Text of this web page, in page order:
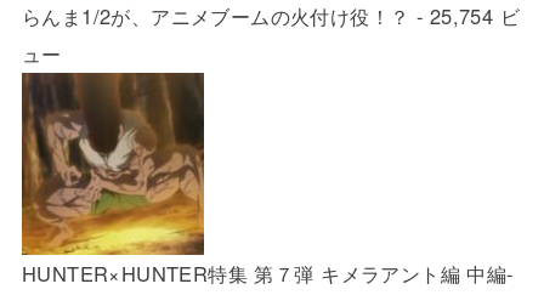
らんま1/2が、アニメブームの火付け役！？ - 25,754 ビ
ュー
HUNTER×HUNTER特集 第７弾 キメラアント編 中編-